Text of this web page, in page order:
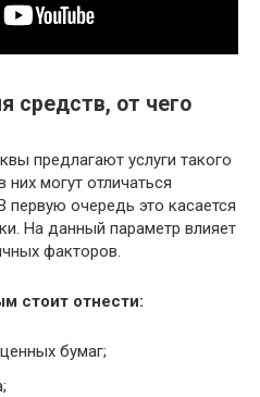
средств, от чего
предлагают услуги такого
могут отличаться
очередь это касается
На данный параметр влияет
факторов.
стоит отнести:
бумаг;